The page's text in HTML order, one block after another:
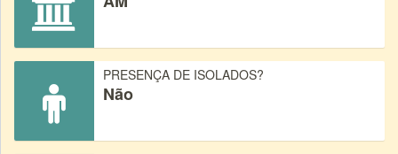
PRESENÇA DE ISOLADOS?
Não